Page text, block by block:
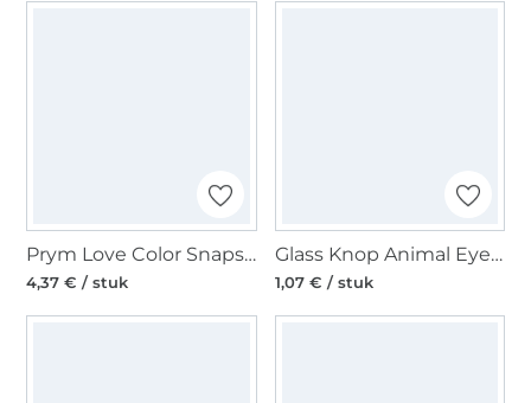
Prym Love Color Snaps Mini Press fasteners, mintgroen
4,37 € / stuk
Glass Knop Animal Eye 10 mm, zwart
1,07 € / stuk